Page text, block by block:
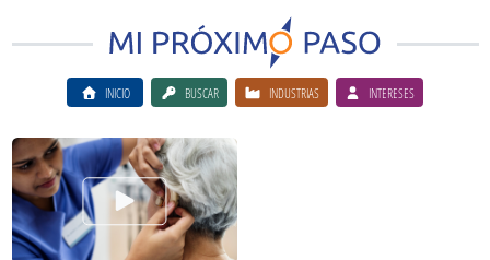
INICIO BUSCAR INDUSTRIAS INTERESES
Ver el vίdeo de la carrera